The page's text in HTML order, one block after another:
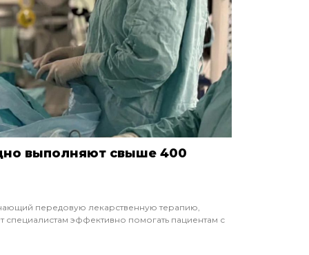
выполняют свыше 400
передовую лекарственную терапию,
эффективно помогать пациентам с